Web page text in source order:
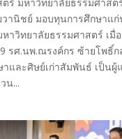
านิชย์ มอบทุนการศึกษาแ
าวิทยาลัยธรรมศาสตร์ เมื่
รศ.นพ.ณรงค์กร ซ้ายโพธิ์
าและศิษย์เก่าสัมพันธ์ เป็น
น...